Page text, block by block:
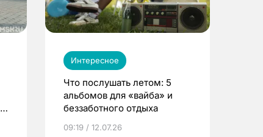
Интересное
Что послушать летом: 5
альбомов для «вайба» и
беззаботного отдыха
09:19 / 12.07.26